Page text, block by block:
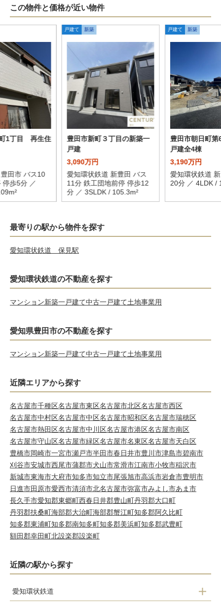
この物件と価格が近い物件
1丁目 再生住
田市 バス10
停歩5分 ／
戸建て 新築
豊田市新町３丁目の新築一
戸建
3,090万円
愛知環状鉄道 新豊田 バス
11分 鉄工団地前停 停歩12
分 ／ 3SLDK / 105.3m²
戸建て 新築
豊田市朝日町第
戸建全4棟
3,190万円
愛知環状鉄道
20分 ／ 4LDK /
最寄りの駅から物件を探す
愛知環状鉄道 保見駅
愛知環状鉄道の不動産を探す
マンション新築一戸建て中古一戸建て土地事業用
愛知県豊田市の不動産を探す
マンション新築一戸建て中古一戸建て土地事業用
近隣エリアから探す
名古屋市千種区名古屋市東区名古屋市北区名古屋市西区
名古屋市中村区名古屋市中区名古屋市昭和区名古屋市瑞穂区
名古屋市熱田区名古屋市中川区名古屋市港区名古屋市南区
名古屋市守山区名古屋市緑区名古屋市名東区名古屋市天白区
豊橋市岡崎市一宮市瀬戸市半田市春日井市豊川市津島市碧南市
刈谷市安城市西尾市蒲郡市犬山市常滑市江南市小牧市稲沢市
新城市東海市大府市知多市知立市尾張旭市高浜市岩倉市豊明市
日進市田原市愛西市清須市北名古屋市弥富市みよし市あま市
長久手市愛知郡東郷町西春日井郡豊山町丹羽郡大口町
丹羽郡扶桑町海部郡大治町海部郡蟹江町知多郡阿久比町
知多郡東浦町知多郡南知多町知多郡美浜町知多郡武豊町
額田郡幸田町北設楽郡設楽町
近隣の駅から探す
愛知環状鉄道